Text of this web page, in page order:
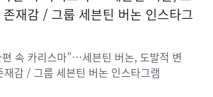
속 카리스마”…세븐틴 버논, 도발적 변
감 / 그룹 세븐틴 버논 인스타그램